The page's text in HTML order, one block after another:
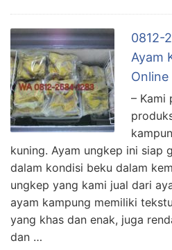
0812-
Ayam
Online
– Kami
kuning. Ayam ungkep ini siap
dalam kondisi beku dalam
ungkep yang kami jual dari
ayam kampung memiliki
yang khas dan enak, juga
dan …